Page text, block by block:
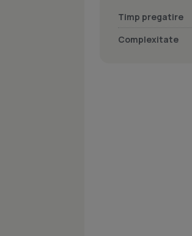
Timp pregatire
Complexitate